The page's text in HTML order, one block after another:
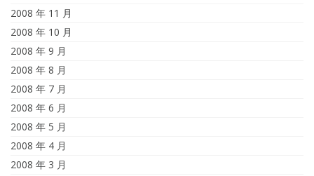
2008 年 11 月
2008 年 10 月
2008 年 9 月
2008 年 8 月
2008 年 7 月
2008 年 6 月
2008 年 5 月
2008 年 4 月
2008 年 3 月